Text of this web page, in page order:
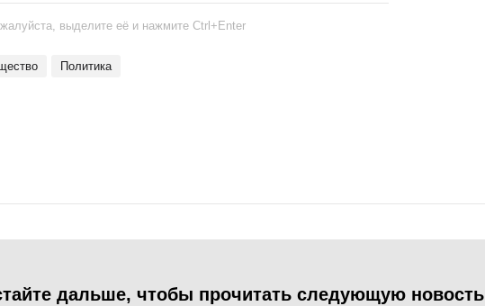
выделите её и нажмите Ctrl+Enter
политика
дальше, чтобы прочитать следующую новость